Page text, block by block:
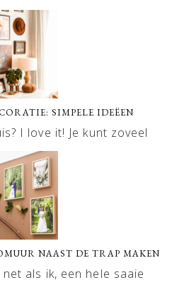
SIMPELE IDEËEN
I love it! Je kunt zoveel
NAAST DE TRAP MAKEN
als ik, een hele saaie